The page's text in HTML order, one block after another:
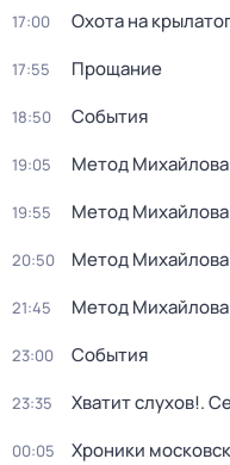
17:00 Охота на
17:55 Прощание
18:50 События
19:05 Метод Михайлова
19:55 Метод Михайлова
20:50 Метод Михайлова
21:45 Метод Михайлова
23:00 События
23:35 Хватит слухов!.
00:05 Хроники